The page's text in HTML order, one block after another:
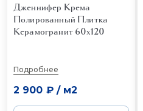
Дженнифер Крема
Полированный Плитка
Керамогранит 60x120
Подробнее
2 900 ₽/ м2